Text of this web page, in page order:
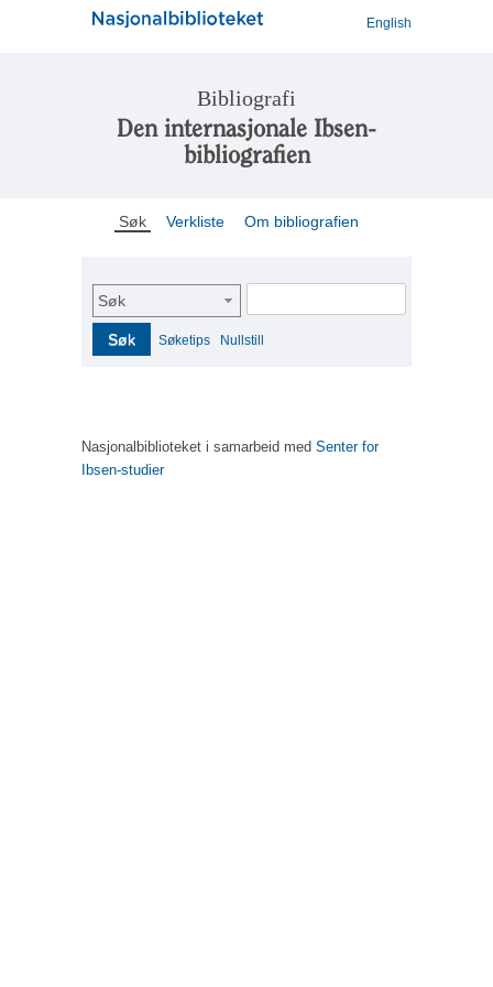
English
Bibliografi
Den internasjonale Ibsen-
bibliografien
Søk Verkliste Om bibliografien
Søk
Søk Søketips Nullstill
Nasjonalbiblioteket i samarbeid med Senter for
Ibsen-studier